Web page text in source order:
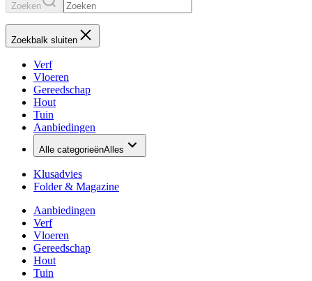
Zoeken
Zoekbalk sluiten
Verf
Vloeren
Gereedschap
Hout
Tuin
Aanbiedingen
Alle categorieënAlles
Klusadvies
Folder & Magazine
Aanbiedingen
Verf
Vloeren
Gereedschap
Hout
Tuin